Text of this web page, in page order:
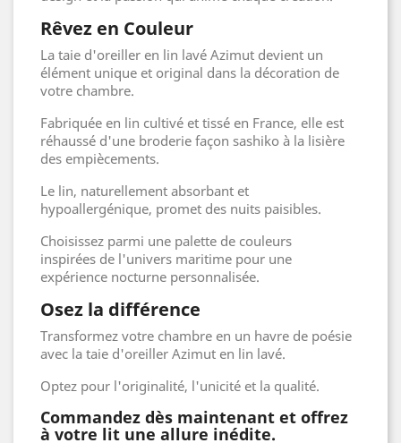
Rêvez en Couleur
La taie d'oreiller en lin lavé Azimut devient un
élément unique et original dans la décoration de
votre chambre.
Fabriquée en lin cultivé et tissé en France, elle est
réhaussé d'une broderie façon sashiko à la lisière
des empiècements.
Le lin, naturellement absorbant et
hypoallergénique, promet des nuits paisibles.
Choisissez parmi une palette de couleurs
inspirées de l'univers maritime pour une
expérience nocturne personnalisée.
Osez la différence
Transformez votre chambre en un havre de poésie
avec la taie d'oreiller Azimut en lin lavé.
Optez pour l'originalité, l'unicité et la qualité.
Commandez dès maintenant et offrez
à votre lit une allure inédite.